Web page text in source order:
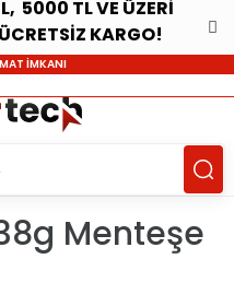
5000 TL VE ÜZERİ
KARGO!
İMKANI
Menteşe